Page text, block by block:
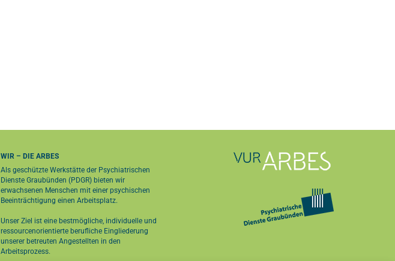
WIR – DIE ARBES
Als geschützte Werkstätte der Psychiatrischen
Dienste Graubünden (PDGR) bieten wir
erwachsenen Menschen mit einer psychischen
Beeinträchtigung einen Arbeitsplatz.
Unser Ziel ist eine bestmögliche, individuelle und
ressourcenorientierte berufliche Eingliederung
unserer betreuten Angestellten in den
Arbeitsprozess.